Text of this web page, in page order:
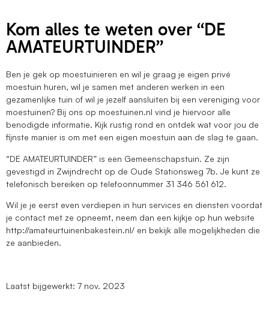
Kom alles te weten over “DE
AMATEURTUINDER”
Ben je gek op moestuinieren en wil je graag je eigen privé
moestuin huren, wil je samen met anderen werken in een
gezamenlijke tuin of wil je jezelf aansluiten bij een vereniging voor
moestuinen? Bij ons op moestuinen.nl vind je hiervoor alle
benodigde informatie. Kijk rustig rond en ontdek wat voor jou de
fijnste manier is om met een eigen moestuin aan de slag te gaan.
“DE AMATEURTUINDER” is een Gemeenschapstuin. Ze zijn
gevestigd in Zwijndrecht op de Oude Stationsweg 7b. Je kunt ze
telefonisch bereiken op telefoonnummer 31 346 561 612.
Wil je je eerst even verdiepen in hun services en diensten voordat
je contact met ze opneemt, neem dan een kijkje op hun website
http://amateurtuinenbakestein.nl/ en bekijk alle mogelijkheden die
ze aanbieden.
Laatst bijgewerkt: 7 nov. 2023